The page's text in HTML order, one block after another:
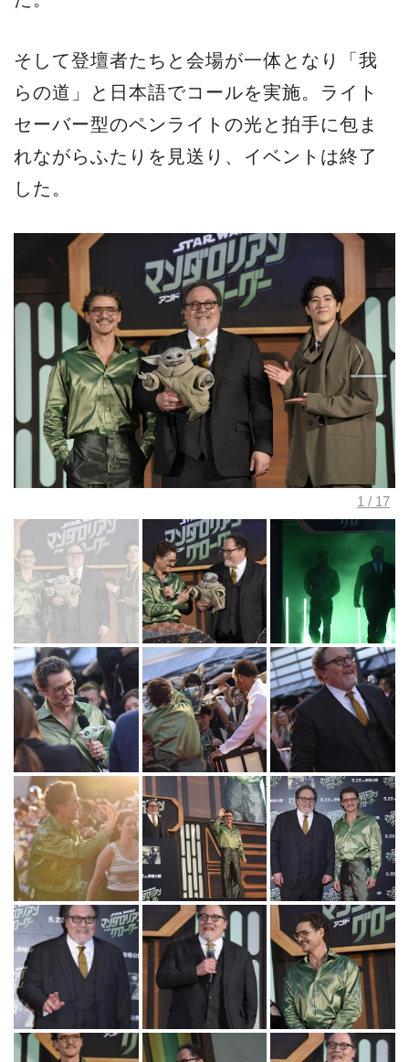
そして登壇者たちと会場が一体となり「我
らの道」と日本語でコールを実施。ライト
セーバー型のペンライトの光と拍手に包ま
れながらふたりを見送り、イベントは終了
した。